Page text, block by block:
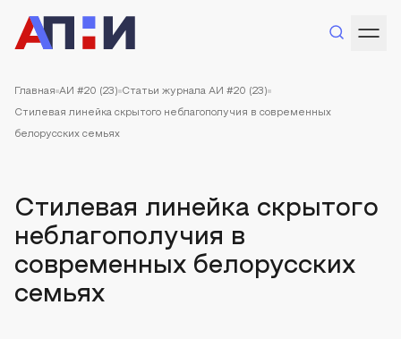
Главная АИ #20 (23) Статьи журнала АИ #20 (23)
Стилевая линейка скрытого неблагополучия в современных
белорусских семьях
Стилевая линейка скрытого
неблагополучия в
современных белорусских
семьях